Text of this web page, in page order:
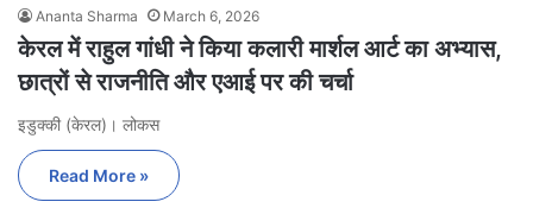
Ananta Sharma March 6, 2026
केरल में राहुल गांधी ने किया कलारी मार्शल आर्ट का अभ्यास,
छात्रों से राजनीति और एआई पर की चर्चा
इडुक्की (केरल)। लोकस
Read More »